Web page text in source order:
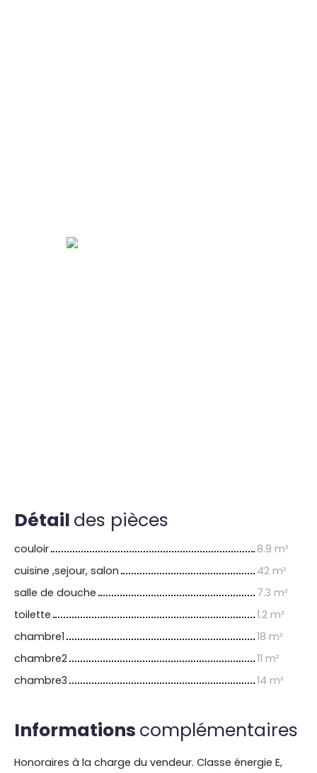
Détail des pièces
couloir
8.9 m²
cuisine ,sejour, salon
42 m²
salle de douche
7.3 m²
toilette
1.2 m²
chambre1
18 m²
chambre2
11 m²
chambre3
14 m²
Informations complémentaires
Honoraires à la charge du vendeur. Classe énergie E,